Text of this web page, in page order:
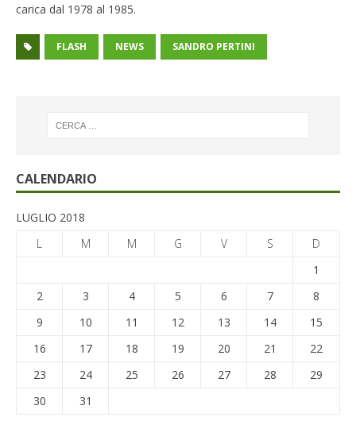
carica dal 1978 al 1985.
FLASH NEWS SANDRO PERTINI
CALENDARIO
LUGLIO 2018
L
M M G V S
D
1
2
3 4 5 6 7
8
9
10 11 12 13 14
15
16
17 18 19 20 21
22
23
24 25 26 27 28
29
30
31